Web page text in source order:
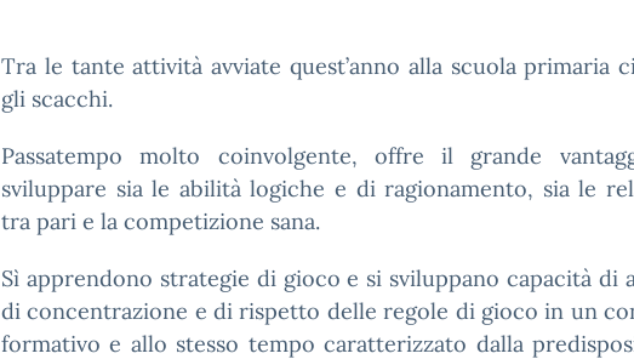
Tra le tante attività avviate quest’anno alla scuola primaria
gli scacchi.
Passatempo molto coinvolgente, offre il grande
sviluppare sia le abilità logiche e di ragionamento, sia le
tra pari e la competizione sana.
Sì apprendono strategie di gioco e si sviluppano capacità di
di concentrazione e di rispetto delle regole di gioco in un
formativo e allo stesso tempo caratterizzato dalla